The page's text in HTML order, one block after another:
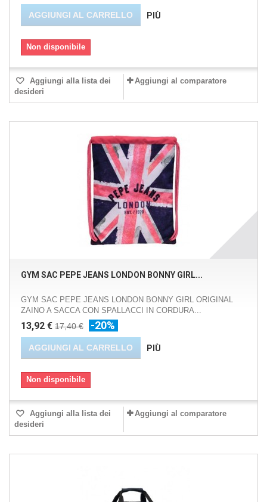
AGGIUNGI AL CARRELLO PIÙ
Non disponibile
Aggiungi alla lista dei
desideri
Aggiungi al comparatore
GYM SAC PEPE JEANS LONDON BONNY GIRL...
GYM SAC PEPE JEANS LONDON BONNY GIRL ORIGINAL
ZAINO A SACCA CON SPALLACCI IN CORDURA...
13,92 € 17,40 € -20%
AGGIUNGI AL CARRELLO PIÙ
Non disponibile
Aggiungi alla lista dei
desideri
Aggiungi al comparatore